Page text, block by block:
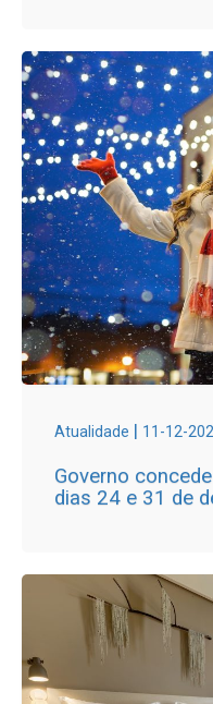
Atualidade | 11-12-
Governo
dias 24 e 31 de